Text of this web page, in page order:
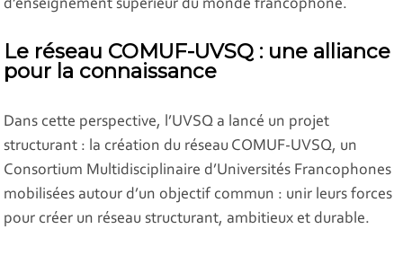
d’enseignement supérieur du monde francophone.
Le réseau COMUF-UVSQ : une alliance
pour la connaissance
Dans cette perspective, l’UVSQ a lancé un projet
structurant : la création du réseau COMUF-UVSQ, un
Consortium Multidisciplinaire d’Universités Francophones
mobilisées autour d’un objectif commun : unir leurs forces
pour créer un réseau structurant, ambitieux et durable.